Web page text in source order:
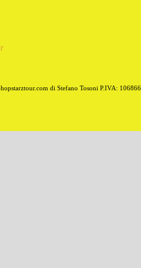
di Stefano Tosoni P.IVA: